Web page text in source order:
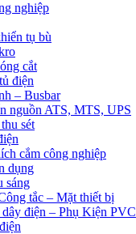
nghiệp
tụ bù
cắt
điện
– Busbar
nguồn ATS, MTS, UPS
sét
cắm công nghiệp
dụng
sáng
tắc – Mặt thiết bị
điện – Phụ Kiện PVC